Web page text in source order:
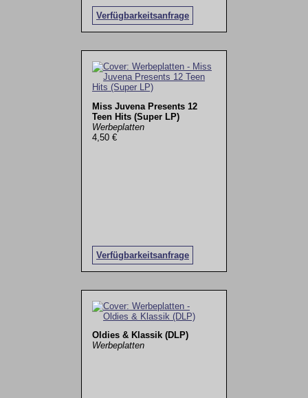
Verfügbarkeitsanfrage
Miss Juvena Presents 12
Teen Hits (Super LP)
Werbeplatten
4,50 €
Verfügbarkeitsanfrage
Oldies & Klassik (DLP)
Werbeplatten